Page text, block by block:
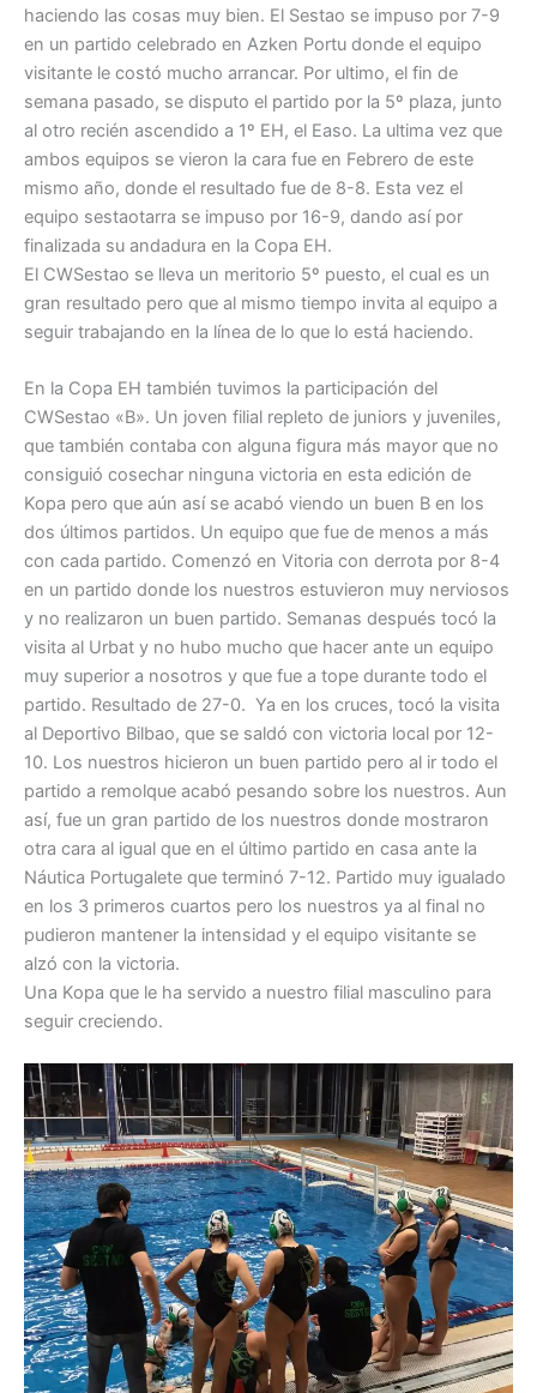
haciendo las cosas muy bien. El Sestao se impuso por 7-9
en un partido celebrado en Azken Portu donde el equipo
visitante le costó mucho arrancar. Por ultimo, el fin de
semana pasado, se disputo el partido por la 5º plaza, junto
al otro recién ascendido a 1º EH, el Easo. La ultima vez que
ambos equipos se vieron la cara fue en Febrero de este
mismo año, donde el resultado fue de 8-8. Esta vez el
equipo sestaotarra se impuso por 16-9, dando así por
finalizada su andadura en la Copa EH.
El CWSestao se lleva un meritorio 5º puesto, el cual es un
gran resultado pero que al mismo tiempo invita al equipo a
seguir trabajando en la línea de lo que lo está haciendo.
En la Copa EH también tuvimos la participación del
CWSestao «B». Un joven filial repleto de juniors y juveniles,
que también contaba con alguna figura más mayor que no
consiguió cosechar ninguna victoria en esta edición de
Kopa pero que aún así se acabó viendo un buen B en los
dos últimos partidos. Un equipo que fue de menos a más
con cada partido. Comenzó en Vitoria con derrota por 8-4
en un partido donde los nuestros estuvieron muy nerviosos
y no realizaron un buen partido. Semanas después tocó la
visita al Urbat y no hubo mucho que hacer ante un equipo
muy superior a nosotros y que fue a tope durante todo el
partido. Resultado de 27-0. Ya en los cruces, tocó la visita
al Deportivo Bilbao, que se saldó con victoria local por 12-
10. Los nuestros hicieron un buen partido pero al ir todo el
partido a remolque acabó pesando sobre los nuestros. Aun
así, fue un gran partido de los nuestros donde mostraron
otra cara al igual que en el último partido en casa ante la
Náutica Portugalete que terminó 7-12. Partido muy igualado
en los 3 primeros cuartos pero los nuestros ya al final no
pudieron mantener la intensidad y el equipo visitante se
alzó con la victoria.
Una Kopa que le ha servido a nuestro filial masculino para
seguir creciendo.